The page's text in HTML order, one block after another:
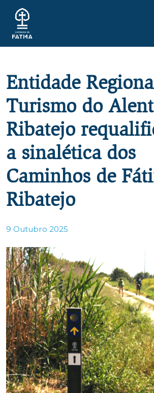
Entidade
Turismo do
Ribatejo
a sinalética dos
Caminhos de
Ribatejo
9 Outubro 2025